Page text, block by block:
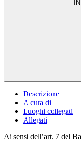
Descrizione
A cura di
Luoghi collegati
Allegati
Ai sensi dell’art. 7 del